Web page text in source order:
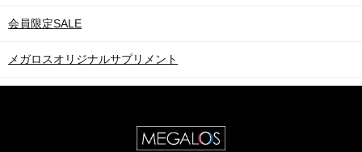
会員限定SALE
メガロスオリジナルサプリメント